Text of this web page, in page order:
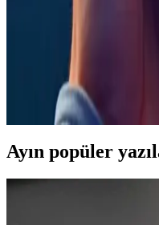
Telefonlarda Reklam
Yöntemleri Hakkında
Reklam virüsü, telefon
ciddi bir tehdit. Güvenilir
korunma yöntemleri
Ayın popüler